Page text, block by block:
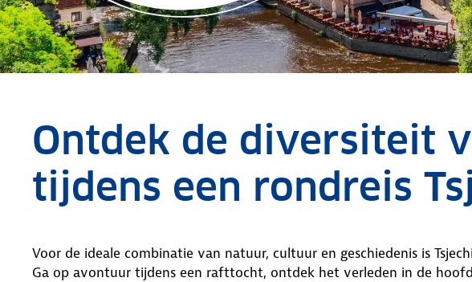
Ontdek de diversiteit
tijdens een rondreis
Voor de ideale combinatie van natuur, cultuur en geschiedenis is
Ga op avontuur tijdens een rafttocht, ontdek het verleden in de